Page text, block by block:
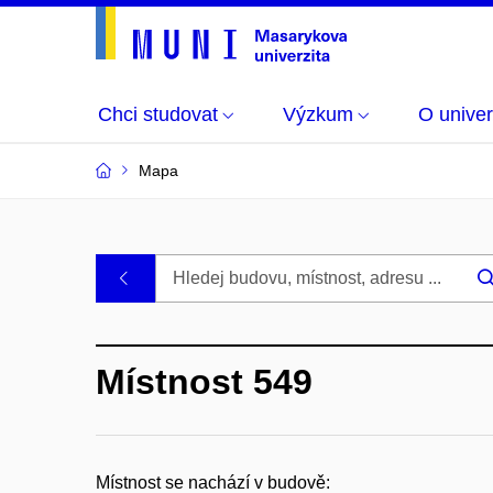
Chci studovat Výzkum O
Mapa
Budovy
místnosti
Místnost 549
Místnost se nachází v budově: